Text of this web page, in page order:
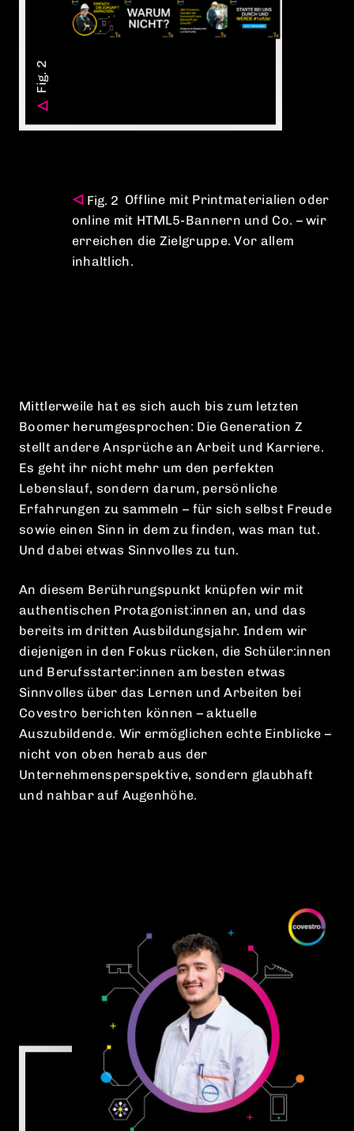
erreichen die Zielgruppe. Vor allem
Mittlerweile hat es sich auch bis zum letzten
Boomer herumgesprochen: Die Generation Z
stellt andere Ansprüche an Arbeit und Karriere.
Es geht ihr nicht mehr um den perfekten
Lebenslauf, sondern darum, persönliche
Erfahrungen zu sammeln – für sich selbst Freude
sowie einen Sinn in dem zu finden, was man tut.
Und dabei etwas Sinnvolles zu tun.
An diesem Berührungspunkt knüpfen wir mit
authentischen Protagonist:innen an, und das
bereits im dritten Ausbildungsjahr. Indem wir
diejenigen in den Fokus rücken, die Schüler:innen
und Berufsstarter:innen am besten etwas
Sinnvolles über das Lernen und Arbeiten bei
Covestro berichten können – aktuelle
Auszubildende. Wir ermöglichen echte Einblicke –
nicht von oben herab aus der
Unternehmensperspektive, sondern glaubhaft
und nahbar auf Augenhöhe.